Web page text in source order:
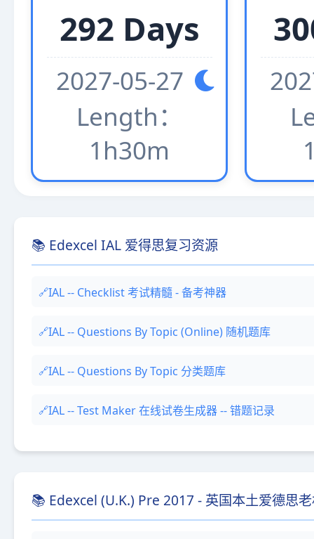
292 Days
2027-05-27
Length：
1h30m
📚 Edexcel IAL 爱得思复习资源
IAL -- Checklist 考试精髓 - 备考神器
IAL -- Questions By Topic (Online) 随机题库
IAL -- Questions By Topic 分类题库
IAL -- Test Maker 在线试卷生成器 -- 错题记录
📚 Edexcel (U.K.) Pre 2017 - 英国本土爱德思